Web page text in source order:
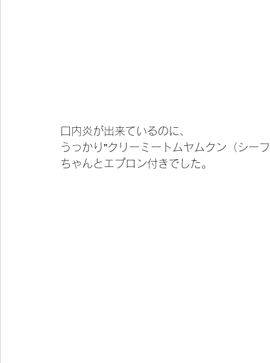
口内炎が出来ているのに、
うっかり”クリーミートムヤムクン（シー
ちゃんとエプロン付きでした。